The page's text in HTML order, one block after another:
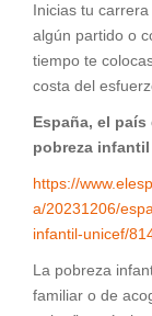
Inicias tu
algún partido o
tiempo te
costa del
España, el
pobreza infantil
https://
a/20231206/
infantil-unicef/
La pobreza
familiar o de